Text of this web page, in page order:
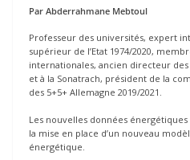
Par Abderrahmane Mebtoul
Professeur des universités, expert
supérieur de l’Etat 1974/2020,
internationales, ancien directeur
et à la Sonatrach, président de la
des 5+5+ Allemagne 2019/2021.
Les nouvelles données
la mise en place d’un nouveau
énergétique.